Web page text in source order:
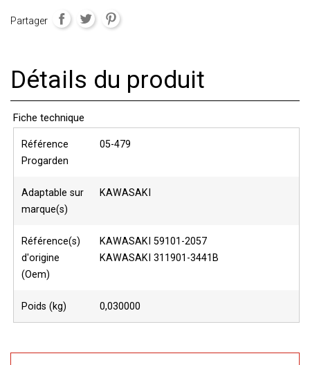
Partager
Détails du produit
Fiche technique
Référence
Progarden
05-479
Adaptable sur
marque(s)
KAWASAKI
Référence(s)
d'origine
(Oem)
KAWASAKI 59101-2057
KAWASAKI 311901-3441B
Poids (kg) 0,030000